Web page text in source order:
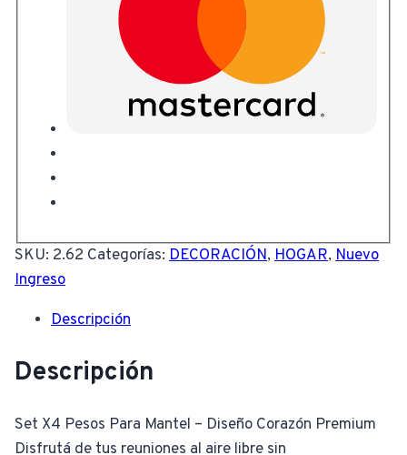
SKU: 2.62 Categorías: DECORACIÓN, HOGAR, Nuevo
Ingreso
Descripción
Descripción
Set X4 Pesos Para Mantel – Diseño Corazón Premium
Disfrutá de tus reuniones al aire libre sin